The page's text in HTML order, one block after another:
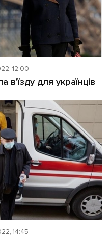
12:00
в'їзду для українців
14:45